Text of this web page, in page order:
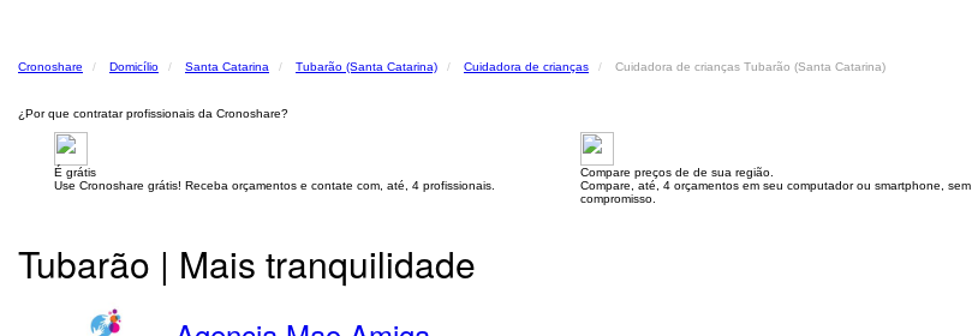
Cronoshare Domicílio Santa Catarina Tubarão (Santa Catarina) Cuidadora de crianças Cuidadora de crianças Tubarão (Santa Catarina)
¿Por que contratar profissionais da Cronoshare?
É grátis
Use Cronoshare grátis! Receba orçamentos e contate com, até, 4 profissionais.
Compare preços de de sua região.
Compare, até, 4 orçamentos em seu computador ou smartphone, sem
compromisso.
Tubarão | Mais tranquilidade